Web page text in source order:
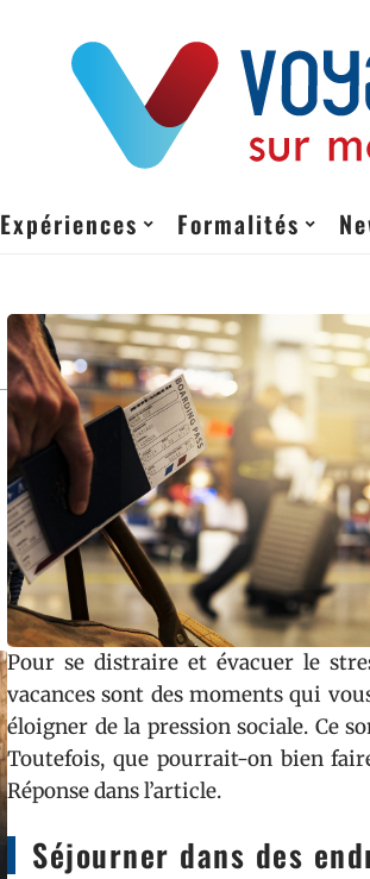
Expériences Formalités
Pour se distraire et évacuer le
vacances sont des moments qui
éloigner de la pression sociale. Ce
Toutefois, que pourrait-on bien
Réponse dans l’article.
Séjourner dans des